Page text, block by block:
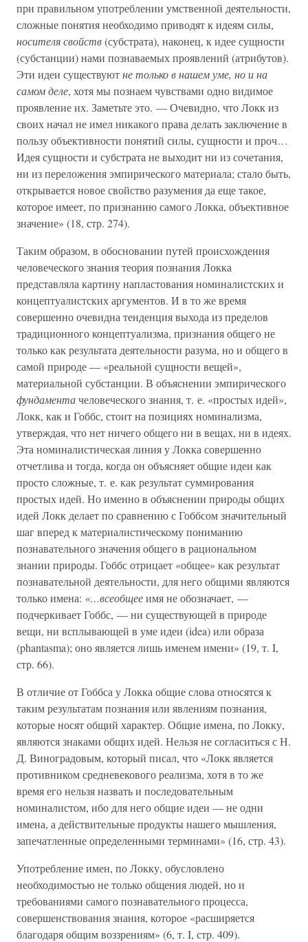
при правильном употреблении умственной деятельности,
сложные понятия необходимо приводят к идеям силы,
носителя свойств(субстрата), наконец, к идее сущности
(субстанции) нами познаваемых проявлений (атрибутов).
Эти идеи существуютне только в нашем уме, но и на
самом деле, хотя мы познаем чувствами одно видимое
проявление их. Заметьте это. — Очевидно, что Локк из
своих начал не имел никакого права делать заключение в
пользу объективности понятий силы, сущности и проч…
Идея сущности и субстрата не выходит ни из сочетания,
ни из переложения эмпирического материала; стало быть,
открывается новое свойство разумения да еще такое,
которое имеет, по признанию самого Локка, объективное
значение» (18, стр. 274).
Таким образом, в обосновании путей происхождения
человеческого знания теория познания Локка
представляла картину напластования номиналистских и
концептуалистских аргументов. И в то же время
совершенно очевидна тенденция выхода из пределов
традиционного концептуализма, признания общего не
только как результата деятельности разума, но и общего в
самой природе — «реальной сущности вещей»,
материальной субстанции. В объяснении эмпирического
фундаментачеловеческого знания, т. е. «простых идей»,
Локк, как и Гоббс, стоит на позициях номинализма,
утверждая, что нет ничего общего ни в вещах, ни в идеях.
Эта номиналистическая линия у Локка совершенно
отчетлива и тогда, когда он объясняет общие идеи как
просто сложные, т. е. как результат суммирования
простых идей. Но именно в объяснении природы общих
идей Локк делает по сравнению с Гоббсом значительный
шаг вперед к материалистическому пониманию
познавательного значения общего в рациональном
знании природы. Гоббс отрицает «общее» как результат
познавательной деятельности, для него общими являются
только имена: «…всеобщееимя не обозначает, —
подчеркивает Гоббс, — ни существующей в природе
вещи, ни всплывающей в уме идеи (idea) или образа
(phantasma); оно является лишь именем имени» (19, т. I,
стр. 66).
В отличие от Гоббса у Локка общие слова относятся к
таким результатам познания или явлениям познания,
которые носят общий характер. Общие имена, по Локку,
являются знаками общих идей. Нельзя не согласиться с Н.
Д. Виноградовым, который писал, что «Локк является
противником средневекового реализма, хотя в то же
время его нельзя назвать и последовательным
номиналистом, ибо для него общие идеи — не одни
имена, а действительные продукты нашего мышления,
запечатленные определенными терминами» (16, стр. 43).
Употребление имен, по Локку, обусловлено
необходимостью не только общения людей, но и
требованиями самого познавательного процесса,
совершенствования знания, которое «расширяется
благодаря общим воззрениям» (6, т. I, стр. 409).